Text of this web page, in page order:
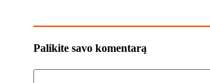
Palikite savo komentarą